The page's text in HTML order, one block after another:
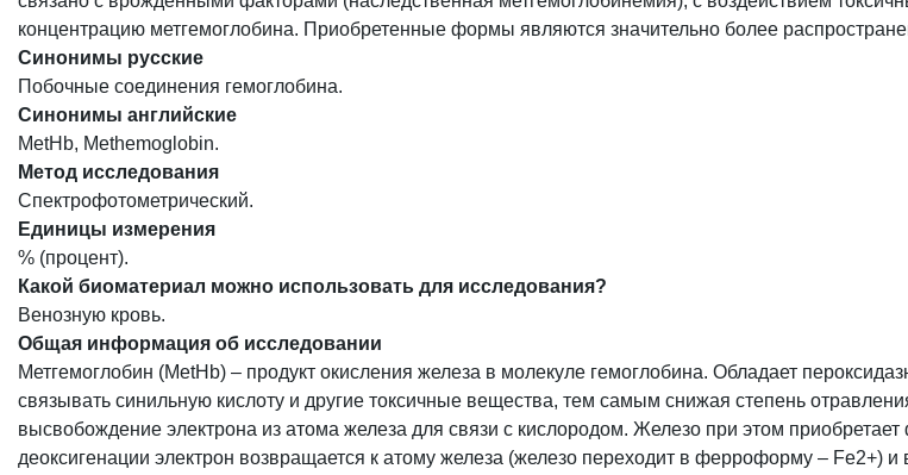
концентрацию метгемоглобина. Приобретенные формы являются значительно более
Синонимы русские
Побочные соединения гемоглобина.
Синонимы английские
MetHb, Methemoglobin.
Метод исследования
Спектрофотометрический.
Единицы измерения
% (процент).
Какой биоматериал можно использовать для исследования?
Венозную кровь.
Общая информация об исследовании
Метгемоглобин (MetHb) – продукт окисления железа в молекуле гемоглобина. Обладает
связывать синильную кислоту и другие токсичные вещества, тем самым снижая степень
высвобождение электрона из атома железа для связи с кислородом. Железо при этом
деоксигенации электрон возвращается к атому железа (железо переходит в ферроформу –